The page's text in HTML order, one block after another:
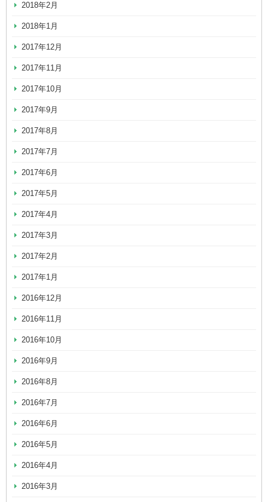
2018年2月
2018年1月
2017年12月
2017年11月
2017年10月
2017年9月
2017年8月
2017年7月
2017年6月
2017年5月
2017年4月
2017年3月
2017年2月
2017年1月
2016年12月
2016年11月
2016年10月
2016年9月
2016年8月
2016年7月
2016年6月
2016年5月
2016年4月
2016年3月